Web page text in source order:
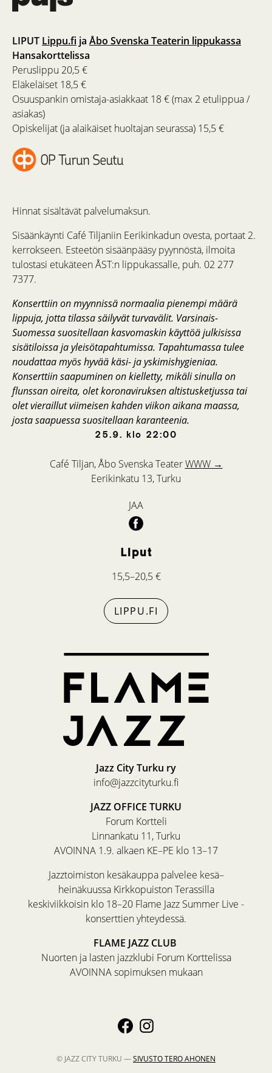
25.9. klo 22:00
Café Tiljan, Åbo Svenska TeaterWWW →
Eerikinkatu 13, Turku
JAA
Liput
15,5–20,5 €
LIPPU.FI
LIPUT Lippu.fi ja Åbo Svenska Teaterin lippukassa
Hansakorttelissa
Peruslippu 20,5 €
Eläkeläiset 18,5 €
Osuuspankin omistaja-asiakkaat 18 € (max 2 etulippua /
asiakas)
Opiskelijat (ja alaikäiset huoltajan seurassa) 15,5 €
Hinnat sisältävät palvelumaksun.
Sisäänkäynti Café Tiljaniin Eerikinkadun ovesta, portaat 2.
kerrokseen. Esteetön sisäänpääsy pyynnöstä, ilmoita
tulostasi etukäteen ÅST:n lippukassalle, puh. 02 277
7377.
Konserttiin on myynnissä normaalia pienempi määrä
lippuja, jotta tilassa säilyvät turvavälit. Varsinais-
Suomessa suositellaan kasvomaskin käyttöä julkisissa
sisätiloissa ja yleisötapahtumissa. Tapahtumassa tulee
noudattaa myös hyvää käsi- ja yskimishygieniaa.
Konserttiin saapuminen on kielletty, mikäli sinulla on
flunssan oireita, olet koronaviruksen altistusketjussa tai
olet vieraillut viimeisen kahden viikon aikana maassa,
josta saapuessa suositellaan karanteenia.
Jazz City Turku ry
info@jazzcityturku.fi
JAZZ OFFICE TURKU
Forum Kortteli
Linnankatu 11, Turku
AVOINNA 1.9. alkaen KE–PE klo 13–17
Jazztoimiston kesäkauppa palvelee kesä–
heinäkuussa Kirkkopuiston Terassilla
keskiviikkoisin klo 18–20 Flame Jazz Summer Live -
konserttien yhteydessä.
FLAME JAZZ CLUB
Nuorten ja lasten jazzklubi Forum Korttelissa
AVOINNA sopimuksen mukaan
© JAZZ CITY TURKU —SIVUSTOTERO AHONEN